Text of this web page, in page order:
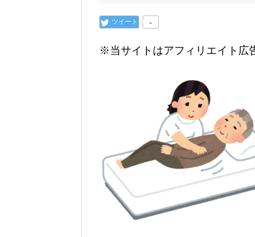
-
ツイート
※当サイトはアフィリエイト広